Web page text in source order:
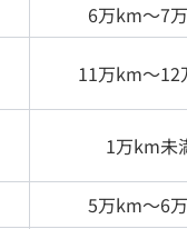
6万km〜7
11万km〜12
1万km未
5万km〜6